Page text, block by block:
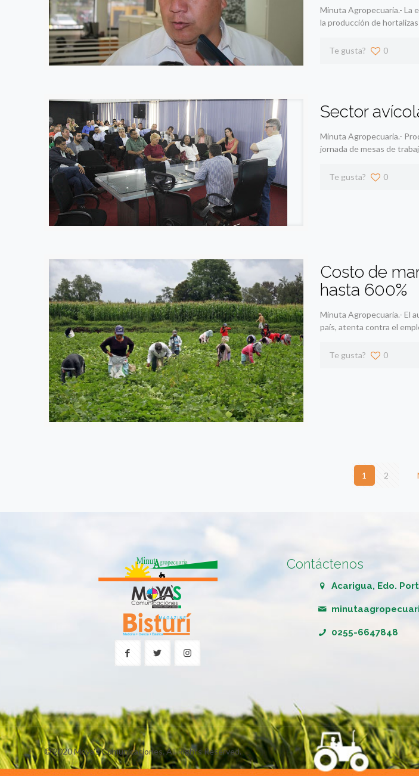
Minuta Agropecuaria.- La
la producción de
Te gusta? 0
Sector
Minuta Agropecuaria.-
jornada de mesas de
Te gusta? 0
Costo de
hasta 600%
Minuta Agropecuaria.- El
país, atenta contra el
Te gusta? 0
1 2
Contáctenos
Acarigua, Edo.
0255-6647848
© 2020 Moya's Comunicaciones. All Rights Reserved.